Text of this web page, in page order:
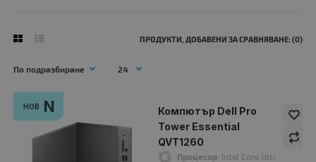
ПРОДУКТИ, ДОБАВЕНИ ЗА СРАВНЯВАНЕ: (0)
N
нов
-4%
НОВ N
Компютър Dell Pro
Tower Essential
QVT1260
Процесор: Intel Core Ultra 7-265K